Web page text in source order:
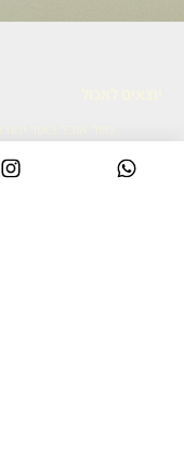
סיור קולינרי ברמת הגולן